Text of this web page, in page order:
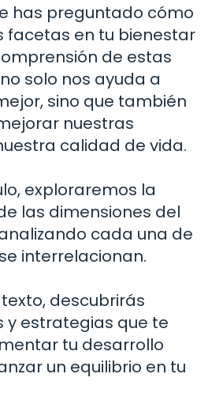
has preguntado cómo
facetas en tu bienestar
de estas
solo nos ayuda a
sino que también
nuestras
calidad de vida.
exploraremos la
las dimensiones del
cada una de
interrelacionan.
descubrirás
y estrategias que te
tu desarrollo
un equilibrio en tu